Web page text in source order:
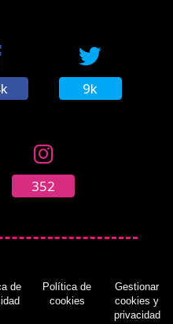
9k
352
de
Política de
cookies
Gestionar
cookies y
privacidad